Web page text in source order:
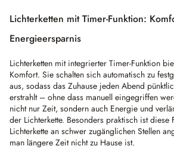
Lichterketten mit Timer-Funktion:
Energieersparnis
Lichterketten mit integrierter Timer-Funktion
Komfort. Sie schalten sich automatisch zu
aus, sodass das Zuhause jeden Abend
erstrahlt – ohne dass manuell eingegriffen
nicht nur Zeit, sondern auch Energie und
der Lichterkette. Besonders praktisch ist diese
Lichterkette an schwer zugänglichen Stellen
man längere Zeit nicht zu Hause ist.